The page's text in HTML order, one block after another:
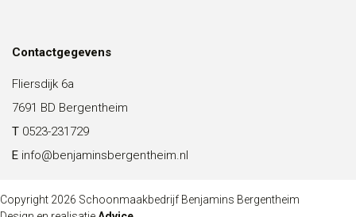
Contactgegevens
Fliersdijk 6a
7691 BD Bergentheim
T 0523-231729
E info@benjaminsbergentheim.nl
Copyright 2026 Schoonmaakbedrijf Benjamins Bergentheim